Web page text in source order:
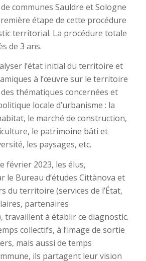
communes Sauldre et Sologne
étape de cette procédure
territorial. La procédure totale
de 3 ans.
l’état initial du territoire et
à l’œuvre sur le territoire
thématiques concernées et
locale d’urbanisme : la
le marché de construction,
le patrimoine bâti et
les paysages, etc.
février 2023, les élus,
le Bureau d’études Cittànova et
du territoire (services de l’État,
partenaires
à établir ce diagnostic.
collectifs, à l’image de sortie
mais aussi de temps
ils partagent leur vision